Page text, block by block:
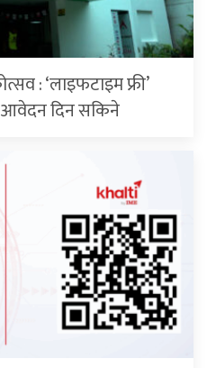
: ‘लाइफटाइम फ्री’
आवेदन दिन सकिने